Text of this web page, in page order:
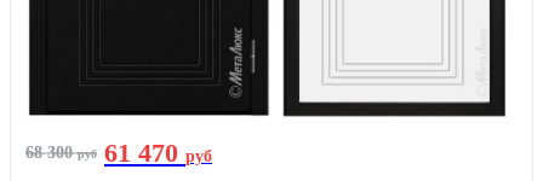
68 300руб 61 470 руб